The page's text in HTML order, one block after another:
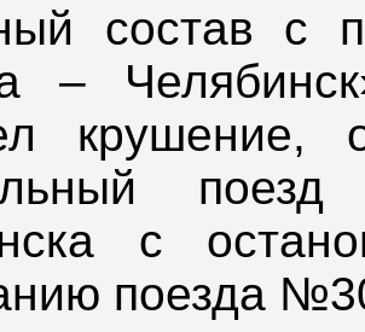
состав с
–
крушение,
с
поезда